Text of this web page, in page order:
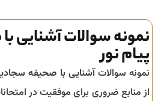
نمونه سوالات آشنایی
پیام نور
نمونه سوالاتآشنایی با صحیفه
از منابع ضروری برای موفقیت در